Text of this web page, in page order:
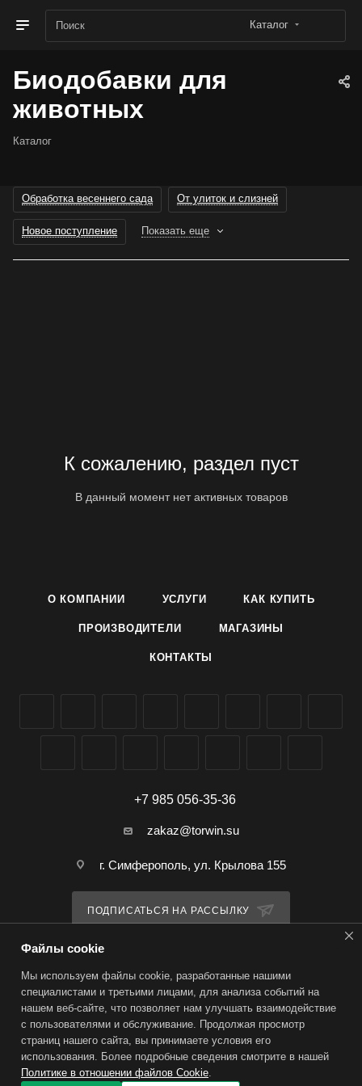
Каталог
Биодобавки для
животных
Каталог
Обработка весеннего сада От улиток и слизней
Новое поступление Показать еще
К сожалению, раздел пуст
В данный момент нет активных товаров
О КОМПАНИИ УСЛУГИ КАК КУПИТЬ
ПРОИЗВОДИТЕЛИ МАГАЗИНЫ
КОНТАКТЫ
+7 985 056-35-36
zakaz@torwin.su
г. Симферополь, ул. Крылова 155
ПОДПИСАТЬСЯ НА РАССЫЛКУ
2026 © TorWin – интернет-магазин
Файлы cookie
Мы используем файлы cookie, разработанные нашими
специалистами и третьими лицами, для анализа событий на
нашем веб-сайте, что позволяет нам улучшать взаимодействие
с пользователями и обслуживание. Продолжая просмотр
страниц нашего сайта, вы принимаете условия его
использования. Более подробные сведения смотрите в нашей
Политике в отношении файлов Cookie.